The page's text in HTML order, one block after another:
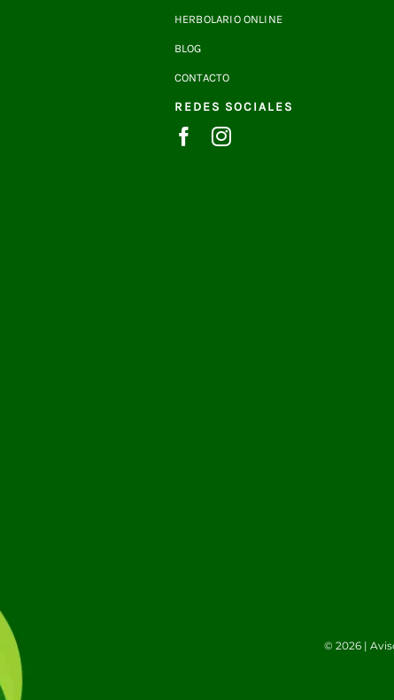
HERBOLARIO ONLINE
BLOG
CONTACTO
REDES SOCIALES
© 2026 |